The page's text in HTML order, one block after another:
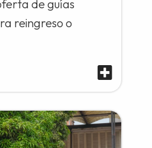
de guías
reingreso o